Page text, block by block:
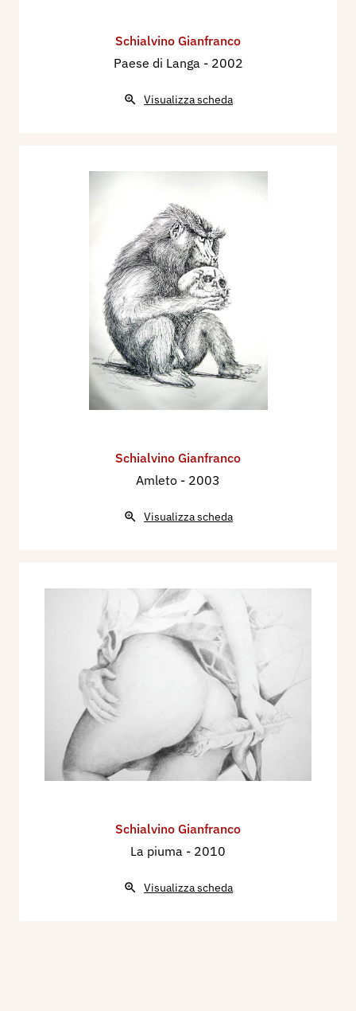
Schialvino ​Gianfranco
Paese di Langa - 2002
Visualizza scheda
Schialvino ​Gianfranco
Amleto - 2003
Visualizza scheda
Schialvino ​Gianfranco
La piuma - 2010
Visualizza scheda